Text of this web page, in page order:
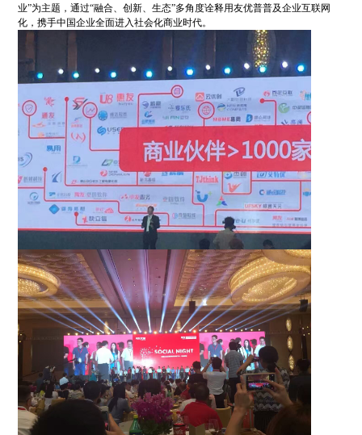
业”为主题，通过“融合、创新、生态”多角度诠释用友优普普及企业互联网
化，携手中国企业全面进入社会化商业时代。